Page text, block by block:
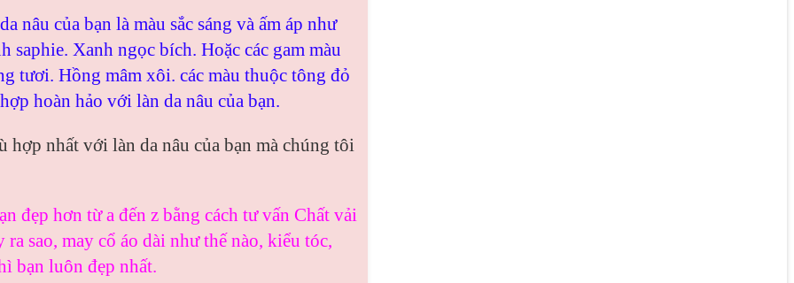
nâu của bạn là màu sắc sáng và ấm áp như
saphie. Xanh ngọc bích. Hoặc các gam màu
tươi. Hồng mâm xôi. các màu thuộc tông đỏ
hoàn hảo với làn da nâu của bạn.
nhất với làn da nâu của bạn mà chúng tôi
đẹp hơn từ a đến z bằng cách tư vấn Chất vải
sao, may cổ áo dài như thế nào, kiểu tóc,
bạn luôn đẹp nhất.